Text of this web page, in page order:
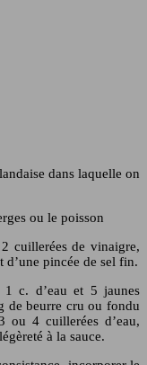
dans laquelle on
ou le poisson
cuillerées de vinaigre,
d’une pincée de sel fin.
1 c. d’eau et 5 jaunes
de beurre cru ou fondu
ou 4 cuillerées d’eau,
à la sauce.